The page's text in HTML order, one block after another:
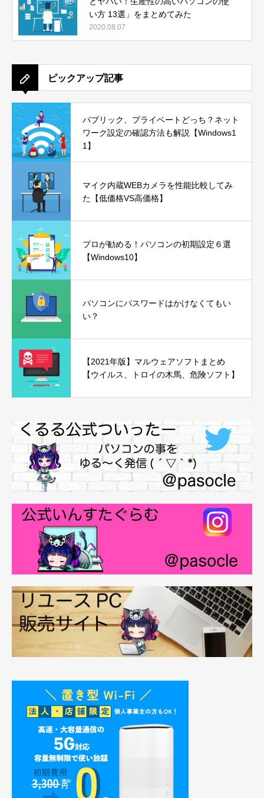
い方 13選」をまとめてみた
2020.08.07
ピックアップ記事
パブリック、プライベートどっち？ネット
ワーク設定の確認方法も解説【Windows1
1】
マイク内蔵WEBカメラを性能比較してみ
た【低価格VS高価格】
プロが勧める！パソコンの初期設定６選
【Windows10】
パソコンにパスワードはかけなくてもい
い？
【2021年版】マルウェアソフトまとめ
【ウイルス、トロイの木馬、危険ソフト】